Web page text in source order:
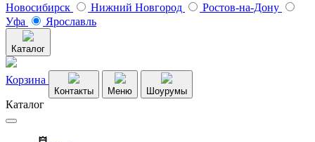
Новосибирск
Нижний Новгород
Ростов-на-Дону
Уфа
Ярославль
Каталог
Корзина
Контакты Меню Шоурумы
Каталог